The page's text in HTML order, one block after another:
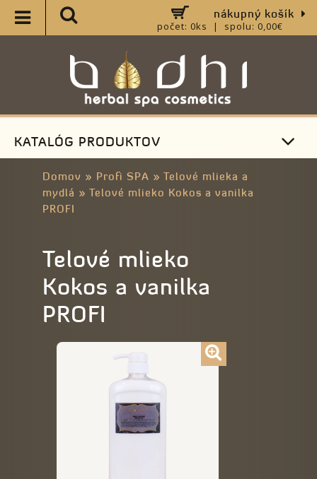
nákupný košík
počet: 0ks | spolu: 0,00€
KATALÓG PRODUKTOV
Domov » Profi SPA » Telové mlieka a
mydlá » Telové mlieko Kokos a vanilka
PROFI
Telové mlieko
Kokos a vanilka
PROFI